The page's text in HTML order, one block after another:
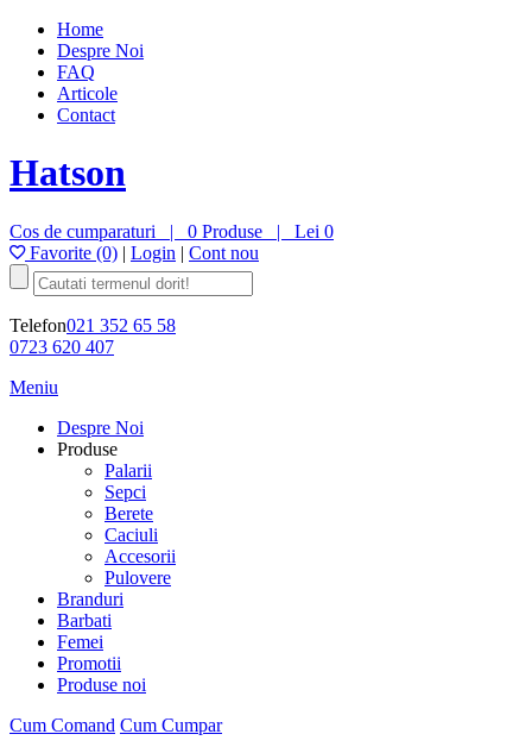
Home
Despre Noi
FAQ
Articole
Contact
Hatson
Cos de cumparaturi | 0 Produse | Lei 0
Favorite (0) | Login | Cont nou
Telefon021 352 65 58
0723 620 407
Meniu
Despre Noi
Produse
Palarii
Sepci
Berete
Caciuli
Accesorii
Pulovere
Branduri
Barbati
Femei
Promotii
Produse noi
Cum Comand Cum Cumpar